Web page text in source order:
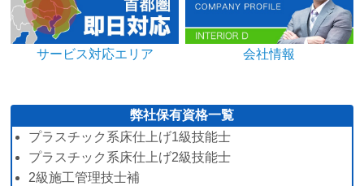
サービス対応エリア 会社情報
弊社保有資格一覧
プラスチック系床仕上げ1級技能士
プラスチック系床仕上げ2級技能士
2級施工管理技士補